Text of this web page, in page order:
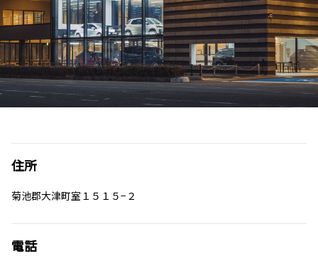
住所
菊池郡大津町室１５１５−２
電話